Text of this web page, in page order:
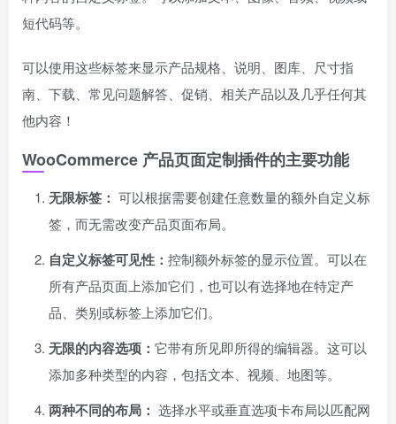
短代码等。
可以使用这些标签来显示产品规格、说明、图库、尺寸指
南、下载、常见问题解答、促销、相关产品以及几乎任何其
他内容！
WooCommerce 产品页面定制插件的主要功能
无限标签： 可以根据需要创建任意数量的额外自定义标
签，而无需改变产品页面布局。
自定义标签可见性： 控制额外标签的显示位置。可以在
所有产品页面上添加它们，也可以有选择地在特定产
品、类别或标签上添加它们。
无限的内容选项： 它带有所见即所得的编辑器。这可以
添加多种类型的内容，包括文本、视频、地图等。
两种不同的布局： 选择水平或垂直选项卡布局以匹配网